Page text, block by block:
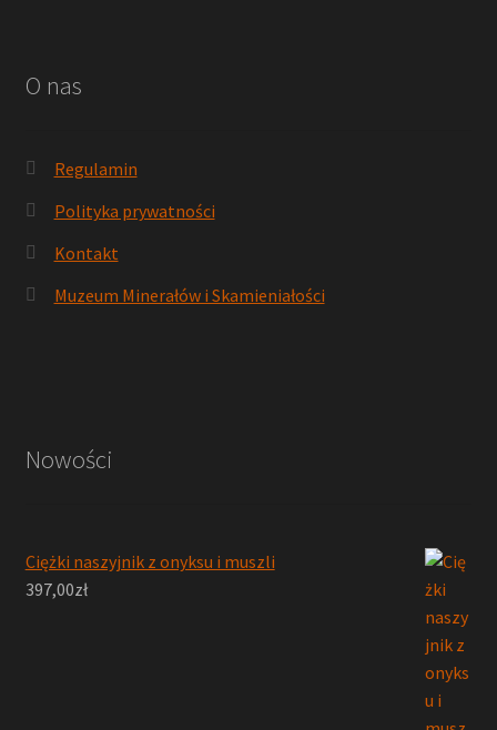
O nas
Regulamin
Polityka prywatności
Kontakt
Muzeum Minerałów i Skamieniałości
Nowości
Ciężki naszyjnik z onyksu i muszli
397,00zł